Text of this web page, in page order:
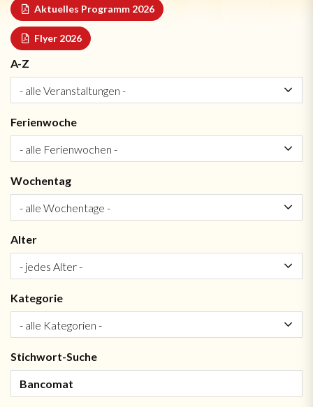
Aktuelles Programm 2026
Flyer 2026
A-Z
Ferienwoche
Wochentag
Alter
Kategorie
Stichwort-Suche